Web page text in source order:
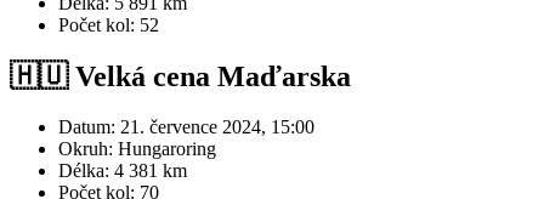
Počet kol: 52
🇭🇺 Velká cena Maďarska
Datum: 21. července 2024, 15:00
Okruh: Hungaroring
Délka: 4 381 km
Počet kol: 70